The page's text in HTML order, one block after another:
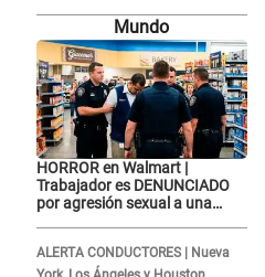
basta con que ella esté bien"
Mundo
HORROR en Walmart |
Trabajador es DENUNCIADO
por agresión sexual a una
ALERTA CONDUCTORES | Nueva